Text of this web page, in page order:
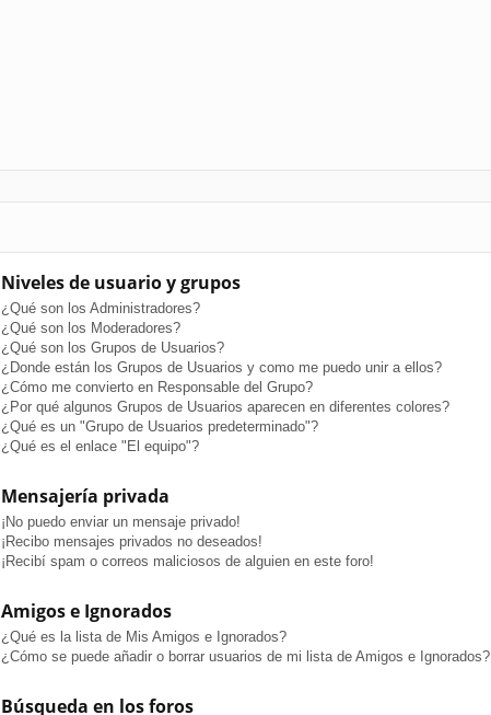
Niveles de usuario y grupos
¿Qué son los Administradores?
¿Qué son los Moderadores?
¿Qué son los Grupos de Usuarios?
¿Donde están los Grupos de Usuarios y como me puedo unir a ellos?
¿Cómo me convierto en Responsable del Grupo?
¿Por qué algunos Grupos de Usuarios aparecen en diferentes colores?
¿Qué es un "Grupo de Usuarios predeterminado"?
¿Qué es el enlace "El equipo"?
Mensajería privada
¡No puedo enviar un mensaje privado!
¡Recibo mensajes privados no deseados!
¡Recibí spam o correos maliciosos de alguien en este foro!
Amigos e Ignorados
¿Qué es la lista de Mis Amigos e Ignorados?
¿Cómo se puede añadir o borrar usuarios de mi lista de Amigos e Ignorados?
Búsqueda en los foros